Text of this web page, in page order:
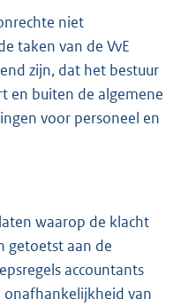
niet
taken van de VvE
zijn, dat het bestuur
en buiten de algemene
voor personeel en
waarop de klacht
getoetst aan de
accountants
onafhankelijkheid van